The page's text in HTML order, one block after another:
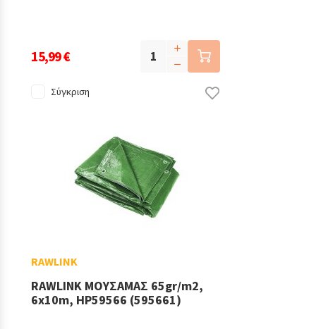
15,99 €
Σύγκριση
RAWLINK
RAWLINK ΜΟΥΣΑΜΑΣ 65gr/m2,
6x10m, HP59566 (595661)